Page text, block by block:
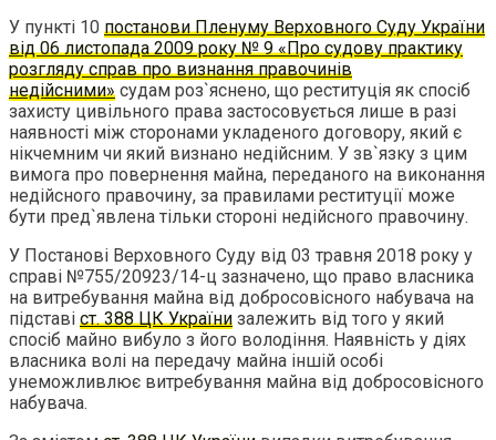
У пункті 10 постанови Пленуму Верховного Суду України
від 06 листопада 2009 року № 9 «Про судову практику
розгляду справ про визнання правочинів
недійсними» судам роз`яснено, що реституція як спосіб
захисту цивільного права застосовується лише в разі
наявності між сторонами укладеного договору, який є
нікчемним чи який визнано недійсним. У зв`язку з цим
вимога про повернення майна, переданого на виконання
недійсного правочину, за правилами реституції може
бути пред`явлена тільки стороні недійсного правочину.
У Постанові Верховного Суду від 03 травня 2018 року у
справі №755/20923/14-ц зазначено, що право власника
на витребування майна від добросовісного набувача на
підставі ст. 388 ЦК України залежить від того у який
спосіб майно вибуло з його володіння. Наявність у діях
власника волі на передачу майна іншій особі
унеможливлює витребування майна від добросовісного
набувача.